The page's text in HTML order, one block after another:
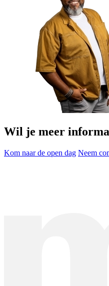
Wil je meer
Kom naar de open dag Neem